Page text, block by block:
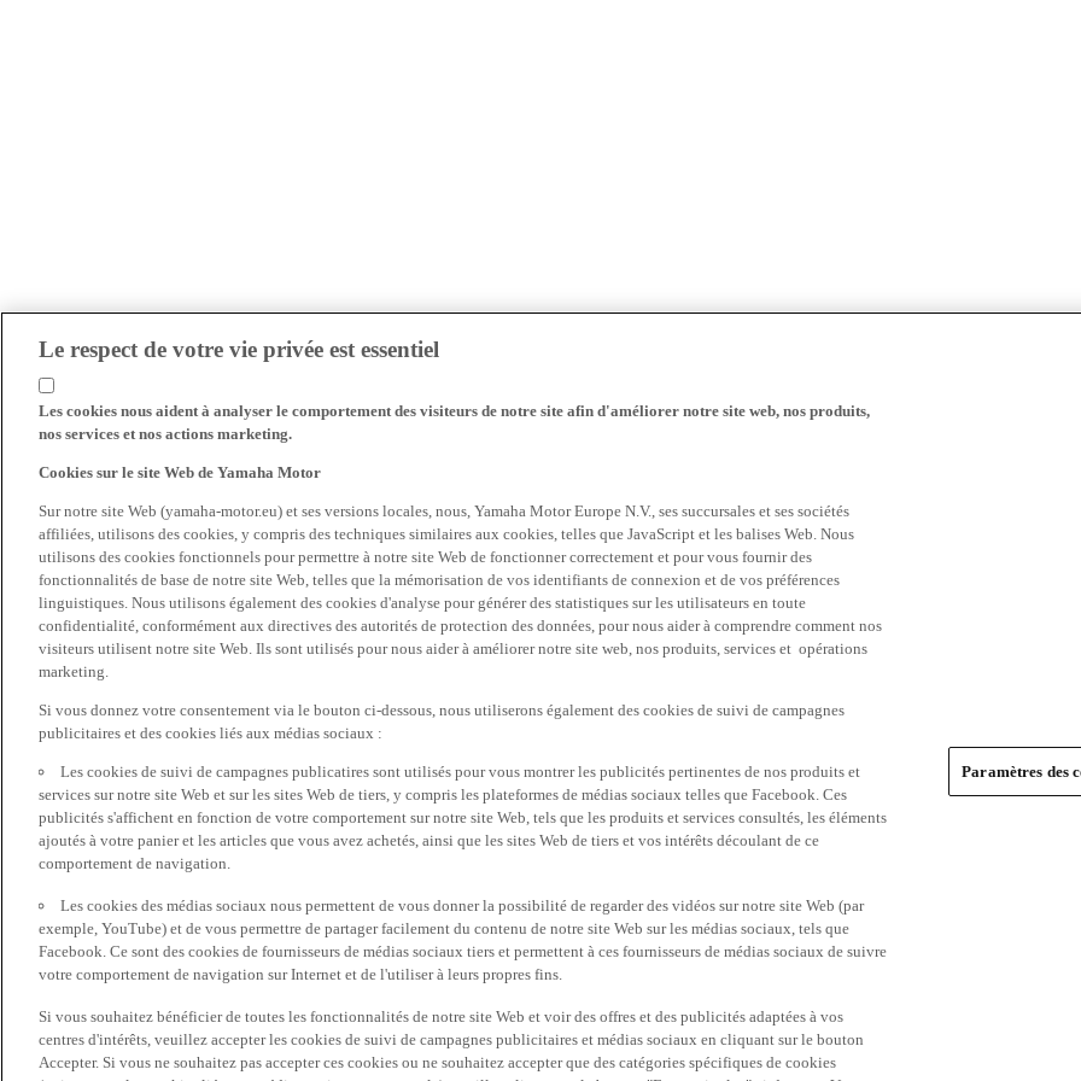
Le respect de votre vie privée est essentiel
Les cookies nous aident à analyser le comportement des visiteurs de notre site afin d'améliorer notre site web, nos produits,
nos services et nos actions marketing.
Cookies sur le site Web de Yamaha Motor
Sur notre site Web (yamaha-motor.eu) et ses versions locales, nous, Yamaha Motor Europe N.V., ses succursales et ses sociétés
affiliées, utilisons des cookies, y compris des techniques similaires aux cookies, telles que JavaScript et les balises Web. Nous
utilisons des cookies fonctionnels pour permettre à notre site Web de fonctionner correctement et pour vous fournir des
fonctionnalités de base de notre site Web, telles que la mémorisation de vos identifiants de connexion et de vos préférences
linguistiques. Nous utilisons également des cookies d'analyse pour générer des statistiques sur les utilisateurs en toute
confidentialité, conformément aux directives des autorités de protection des données, pour nous aider à comprendre comment nos
visiteurs utilisent notre site Web. Ils sont utilisés pour nous aider à améliorer notre site web, nos produits, services et opérations
marketing.
Si vous donnez votre consentement via le bouton ci-dessous, nous utiliserons également des cookies de suivi de campagnes
publicitaires et des cookies liés aux médias sociaux :
Les cookies de suivi de campagnes publicatires sont utilisés pour vous montrer les publicités pertinentes de nos produits et
services sur notre site Web et sur les sites Web de tiers, y compris les plateformes de médias sociaux telles que Facebook. Ces
publicités s'affichent en fonction de votre comportement sur notre site Web, tels que les produits et services consultés, les éléments
ajoutés à votre panier et les articles que vous avez achetés, ainsi que les sites Web de tiers et vos intérêts découlant de ce
comportement de navigation.
Les cookies des médias sociaux nous permettent de vous donner la possibilité de regarder des vidéos sur notre site Web (par
exemple, YouTube) et de vous permettre de partager facilement du contenu de notre site Web sur les médias sociaux, tels que
Facebook. Ce sont des cookies de fournisseurs de médias sociaux tiers et permettent à ces fournisseurs de médias sociaux de suivre
votre comportement de navigation sur Internet et de l'utiliser à leurs propres fins.
Si vous souhaitez bénéficier de toutes les fonctionnalités de notre site Web et voir des offres et des publicités adaptées à vos
centres d'intérêts, veuillez accepter les cookies de suivi de campagnes publicitaires et médias sociaux en cliquant sur le bouton
Accepter. Si vous ne souhaitez pas accepter ces cookies ou ne souhaitez accepter que des catégories spécifiques de cookies
Paramètres des